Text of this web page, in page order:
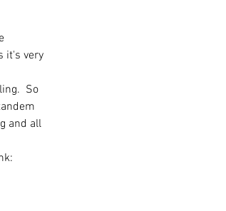
it's very
So
and all